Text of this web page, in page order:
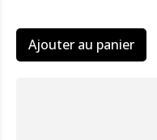
Ajouter au panier